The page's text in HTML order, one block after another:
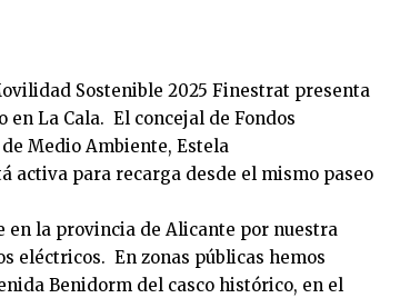
Sostenible 2025 Finestrat presenta
La Cala. El concejal de Fondos
Medio Ambiente, Estela
activa para recarga desde el mismo paseo
en la provincia de Alicante por nuestra
eléctricos. En zonas públicas hemos
Benidorm del casco histórico, en el